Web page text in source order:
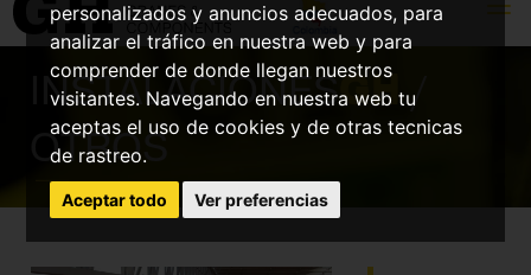
personalizados y anuncios adecuados, para
analizar el tráfico en nuestra web y para
comprender de donde llegan nuestros
visitantes. Navegando en nuestra web tu
aceptas el uso de cookies y de otras tecnicas
de rastreo.
Aceptar todo Ver preferencias
INSTALACIONESGH/
OTROS